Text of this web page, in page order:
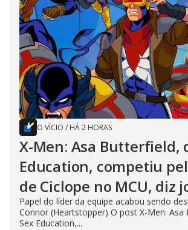
O VÍCIO / HÁ 2 HORAS
X-Men: Asa Butterfield,
Education, competiu
de Ciclope no MCU, diz
Papel do líder da equipe acabou sendo
Connor (Heartstopper) O post X-Men: Asa
Sex Education,...